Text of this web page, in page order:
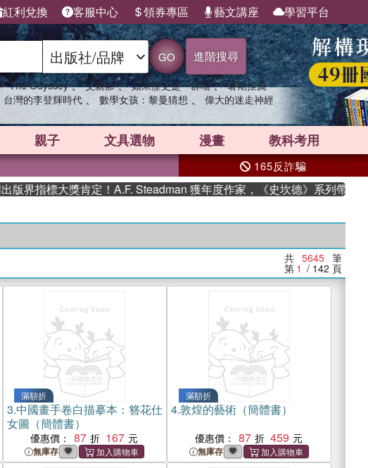
紅利兌換 客服中心 領券專區 藝文講座 學習平台
GO 進階搜尋
The Odyssey 、 父親節 、 如果歷史是一群喵 、 暑期推薦
台灣的李登輝時代 、 數學女孩：黎曼猜想 、 偉大的迷走神經
親子 文具選物 漫畫 教科考用
165反詐騙
標大獎肯定！A.F. Steadman 獲年度作家，《史坎德》系列帶你踏上熱血
共 5645 筆
第 1 / 142 頁
滿額折
3.中國畫手卷白描摹本：簪花仕
女圖（簡體書）
優惠價： 87 167
無庫存
滿額折
4.敦煌的藝術（簡體書）
優惠價： 87 459
無庫存